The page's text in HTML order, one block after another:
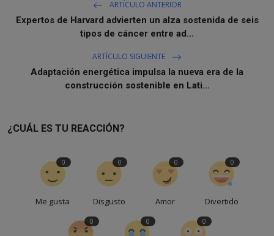
ARTÍCULO ANTERIOR
Expertos de Harvard advierten un alza sostenida de seis
tipos de cáncer entre ad...
ARTÍCULO SIGUIENTE
Adaptación energética impulsa la nueva era de la
construcción sostenible en Lati...
¿CUÁL ES TU REACCIÓN?
Me gusta
0
Disgusto
0
Amor
0
Divertido
0
0 0 0